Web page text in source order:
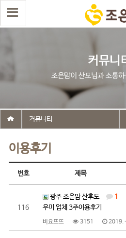
이용후기
커뮤니티
번호 제목
116
1
광주 조은맘 산후도
우미 업체 3주이용후기
비요뜨뜨 3151 2019.01.25